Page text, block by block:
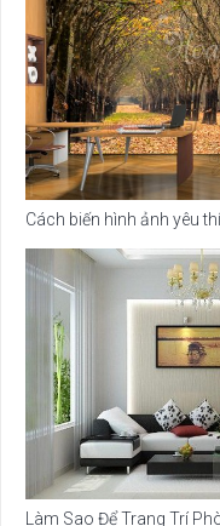
Cách biến hình ảnh yêu
Làm Sao Để Trang Trí